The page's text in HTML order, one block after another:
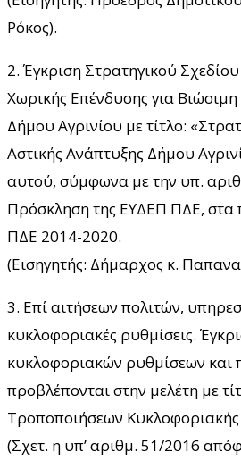
Ρόκος).
2. Έγκριση Στρατηγικού
Χωρικής Επένδυσης για
Δήμου Αγρινίου με τίτλο:
Αστικής Ανάπτυξης Δήμου
αυτού, σύμφωνα με την υπ.
Πρόσκληση της ΕΥΔΕΠ ΠΔΕ, στα
ΠΔΕ 2014-2020.
(Εισηγητής: Δήμαρχος κ.
3. Επί αιτήσεων πολιτών,
κυκλοφοριακές ρυθμίσεις.
κυκλοφοριακών ρυθμίσεων
προβλέπονται στην μελέτη με
Τροποποιήσεων Κυκλοφοριακής
(Σχετ. η υπ’ αριθμ. 51/2016